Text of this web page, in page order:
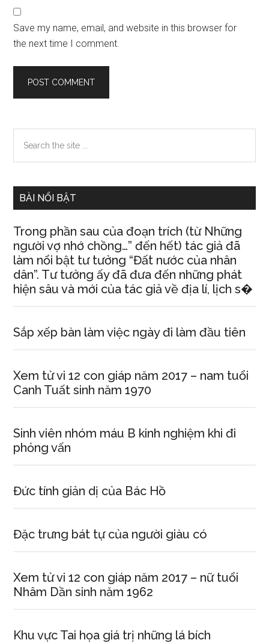
Save my name, email, and website in this browser for
the next time I comment.
Primary
Sidebar
the
BÀI NỔI BẬT
Trong phần sau của đoạn trích (từ Những
người vợ nhớ chồng…” đến hết) tác giả đã
làm nổi bật tư tưởng “Đất nước của nhân
dân”. Tư tưởng ấy đã đưa đến những phát
hiện sâu và mới của tác giả về địa lí, lịch s�
Sắp xếp bàn làm việc ngày đi làm đầu tiên
Xem tử vi 12 con giáp năm 2017 – nam tuổi
Canh Tuất sinh năm 1970
Sinh viên nhóm máu B kinh nghiệm khi đi
phỏng vấn
Đức tính giản dị của Bác Hồ
Đặc trưng bát tự của người giàu có
Xem tử vi 12 con giáp năm 2017 – nữ tuổi
Nhâm Dần sinh năm 1962
Khu vực Tai họa giá trị những lá bích